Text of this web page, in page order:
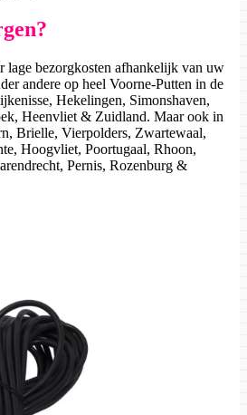
lage bezorgkosten afhankelijk van uw
andere op heel Voorne-Putten in de
Hekelingen, Simonshaven,
Heenvliet & Zuidland. Maar ook in
Brielle, Vierpolders, Zwartewaal,
Hoogvliet, Poortugaal, Rhoon,
Pernis, Rozenburg &